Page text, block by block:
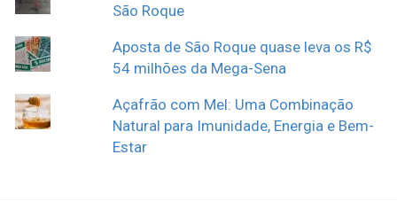
São Roque
Aposta de São Roque quase leva os R$
54 milhões da Mega-Sena
Açafrão com Mel: Uma Combinação
Natural para Imunidade, Energia e Bem-
Estar